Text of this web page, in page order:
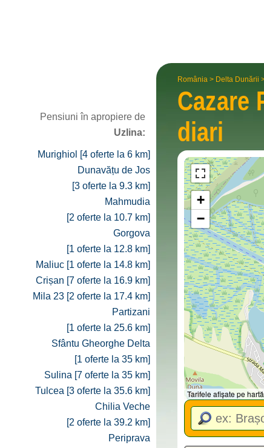
România > Delta Dunării
Cazare
diari
Tarifele afișate pe
+
−
Pensiuni în apropiere de
Uzlina:
Murighiol [4 oferte la 6 km]
Dunavățu de Jos
[3 oferte la 9.3 km]
Mahmudia
[2 oferte la 10.7 km]
Gorgova
[1 oferte la 12.8 km]
Maliuc [1 oferte la 14.8 km]
Crișan [7 oferte la 16.9 km]
Mila 23 [2 oferte la 17.4 km]
Partizani
[1 oferte la 25.6 km]
Sfântu Gheorghe Delta
[1 oferte la 35 km]
Sulina [7 oferte la 35 km]
Tulcea [3 oferte la 35.6 km]
Chilia Veche
[2 oferte la 39.2 km]
Periprava